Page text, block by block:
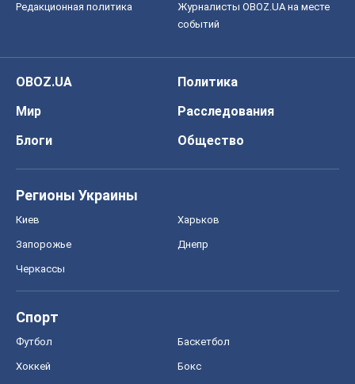
Редакционная политика
Журналисты OBOZ.UA на месте
событий
OBOZ.UA
Политика
Мир
Расследования
Блоги
Общество
Регионы Украины
Киев Харьков
Запорожье Днепр
Черкассы
Спорт
Футбол Баскетбол
Хоккей Бокс